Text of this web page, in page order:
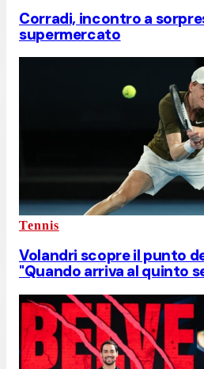
Corradi, incontro a
supermercato
Tennis
Volandri scopre il punto
"Quando arriva al quinto